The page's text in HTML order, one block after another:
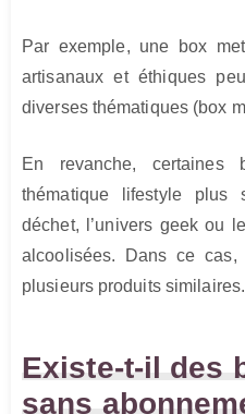
Par exemple, une box
artisanaux et éthiques
diverses thématiques (box
En revanche,
thématique lifestyle plus
déchet, l’univers geek ou
alcoolisées. Dans ce
plusieurs produits similaires.
Existe-t-il des
sans